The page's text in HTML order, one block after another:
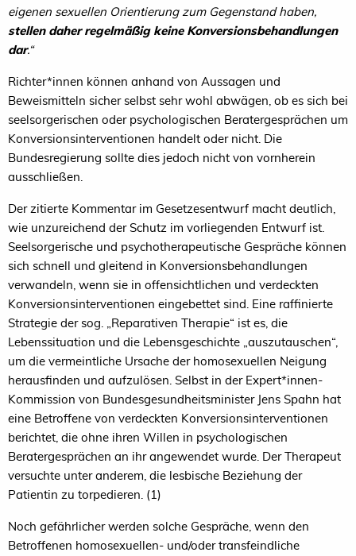
eigenen sexuellen Orientierung zum Gegenstand haben,
stellen daher regelmäßig keine Konversionsbehandlungen
dar.“
Richter*innen können anhand von Aussagen und
Beweismitteln sicher selbst sehr wohl abwägen, ob es sich bei
seelsorgerischen oder psychologischen Beratergesprächen um
Konversionsinterventionen handelt oder nicht. Die
Bundesregierung sollte dies jedoch nicht von vornherein
ausschließen.
Der zitierte Kommentar im Gesetzesentwurf macht deutlich,
wie unzureichend der Schutz im vorliegenden Entwurf ist.
Seelsorgerische und psychotherapeutische Gespräche können
sich schnell und gleitend in Konversionsbehandlungen
verwandeln, wenn sie in offensichtlichen und verdeckten
Konversionsinterventionen eingebettet sind. Eine raffinierte
Strategie der sog. „Reparativen Therapie“ ist es, die
Lebenssituation und die Lebensgeschichte „auszutauschen“,
um die vermeintliche Ursache der homosexuellen Neigung
herausfinden und aufzulösen. Selbst in der Expert*innen-
Kommission von Bundesgesundheitsminister Jens Spahn hat
eine Betroffene von verdeckten Konversionsinterventionen
berichtet, die ohne ihren Willen in psychologischen
Beratergesprächen an ihr angewendet wurde. Der Therapeut
versuchte unter anderem, die lesbische Beziehung der
Patientin zu torpedieren. (1)
Noch gefährlicher werden solche Gespräche, wenn den
Betroffenen homosexuellen- und/oder transfeindliche